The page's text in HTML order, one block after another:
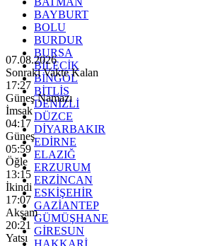
BAYBURT
BOLU
BURDUR
BURSA
BİLECİK
BİNGÖL
BİTLİS
DENİZLİ
DÜZCE
DİYARBAKIR
EDİRNE
ELAZIĞ
ERZURUM
ERZİNCAN
ESKİŞEHİR
GAZİANTEP
GÜMÜŞHANE
GİRESUN
HAKKARİ
07.08.2026
Sonraki Vakte Kalan
17:26
Güneş Namazı
İmsak
04:17
Güneş
05:59
Öğle
13:15
İkindi
17:07
Akşam
20:21
Yatsı